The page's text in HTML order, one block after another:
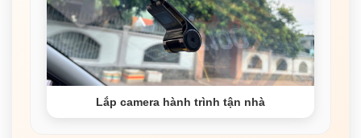
Lắp camera hành trình tận nhà